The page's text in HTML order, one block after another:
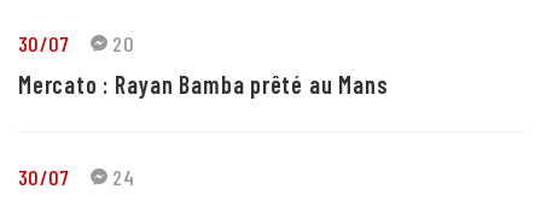
30/07 20
Mercato : Rayan Bamba prêté au Mans
30/07 24